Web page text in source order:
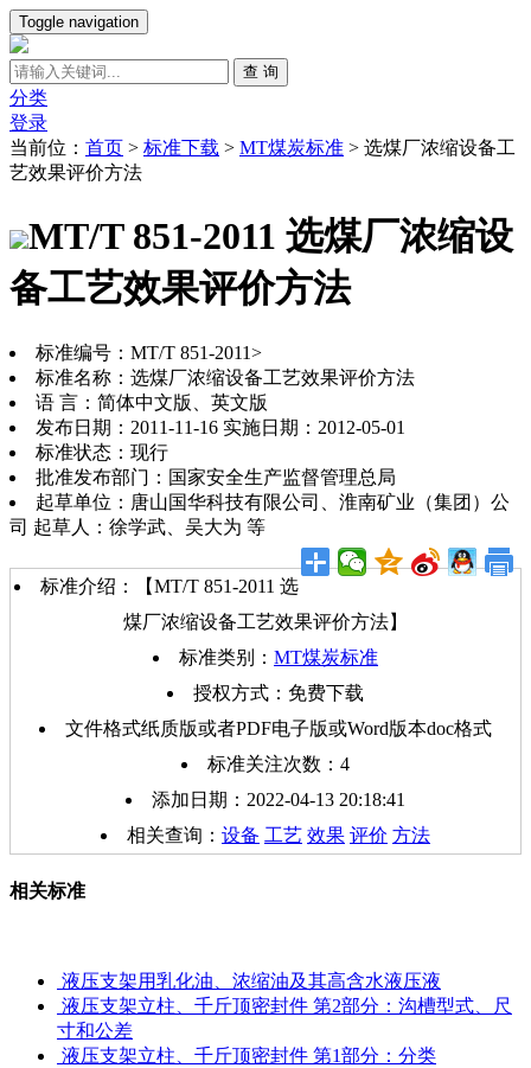
Toggle navigation
查 询
分类
登录
当前位： 首页 > 标准下载 > MT煤炭标准 > 选煤厂浓缩设备工
艺效果评价方法
MT/T 851-2011 选煤厂浓缩设
备工艺效果评价方法
标准编号：MT/T 851-2011>
标准名称：选煤厂浓缩设备工艺效果评价方法
语 言：简体中文版、英文版
发布日期：2011-11-16 实施日期：2012-05-01
标准状态：现行
批准发布部门：国家安全生产监督管理总局
起草单位：唐山国华科技有限公司、淮南矿业（集团）公
司 起草人：徐学武、吴大为 等
标准介绍：【MT/T 851-2011 选
煤厂浓缩设备工艺效果评价方法】
标准类别： MT煤炭标准
授权方式：免费下载
文件格式纸质版或者PDF电子版或Word版本doc格式
标准关注次数： 4
添加日期：2022-04-13 20:18:41
相关查询： 设备 工艺 效果 评价 方法
相关标准
液压支架用乳化油、浓缩油及其高含水液压液
液压支架立柱、千斤顶密封件 第2部分：沟槽型式、尺
寸和公差
液压支架立柱、千斤顶密封件 第1部分：分类